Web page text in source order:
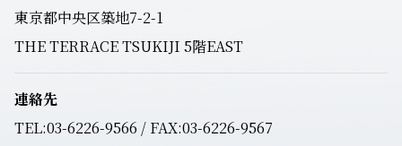
東京都中央区築地7-2-1
THE TERRACE TSUKIJI 5階EAST
連絡先
TEL:03-6226-9566 / FAX:03-6226-9567